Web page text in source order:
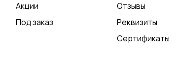
Акции
Под заказ
Отзывы
Реквизиты
Сертификаты